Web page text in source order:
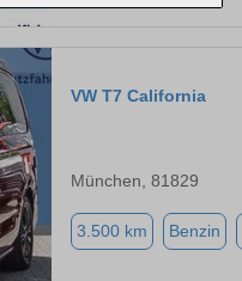
VW T7 California
München, 81829
3.500 km Benzin